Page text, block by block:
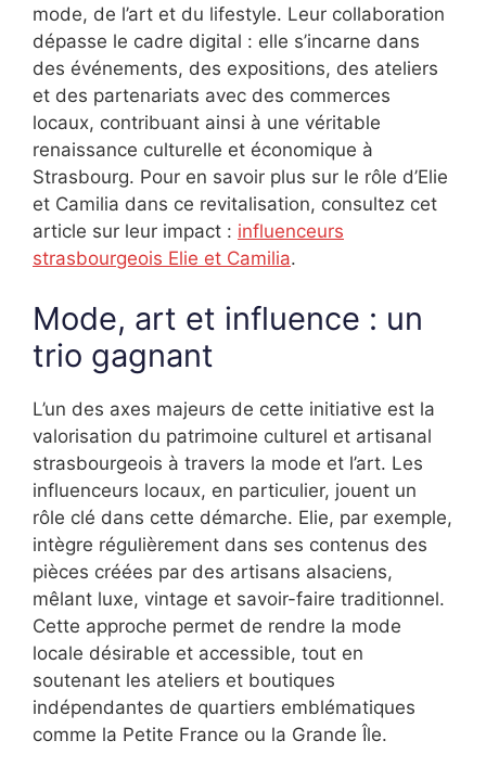
mode, de l’art et du lifestyle. Leur collaboration
dépasse le cadre digital : elle s’incarne dans
des événements, des expositions, des ateliers
et des partenariats avec des commerces
locaux, contribuant ainsi à une véritable
renaissance culturelle et économique à
Strasbourg. Pour en savoir plus sur le rôle d’Elie
et Camilia dans ce revitalisation, consultez cet
article sur leur impact : influenceurs
strasbourgeois Elie et Camilia.
Mode, art et influence : un
trio gagnant
L’un des axes majeurs de cette initiative est la
valorisation du patrimoine culturel et artisanal
strasbourgeois à travers la mode et l’art. Les
influenceurs locaux, en particulier, jouent un
rôle clé dans cette démarche. Elie, par exemple,
intègre régulièrement dans ses contenus des
pièces créées par des artisans alsaciens,
mêlant luxe, vintage et savoir-faire traditionnel.
Cette approche permet de rendre la mode
locale désirable et accessible, tout en
soutenant les ateliers et boutiques
indépendantes de quartiers emblématiques
comme la Petite France ou la Grande Île.